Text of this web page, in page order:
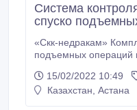
Система
спуско
«Cкк-недракам»
подъемных операций
скважин
измерительный
15/02/2022 10:49
Казахстан, Астана